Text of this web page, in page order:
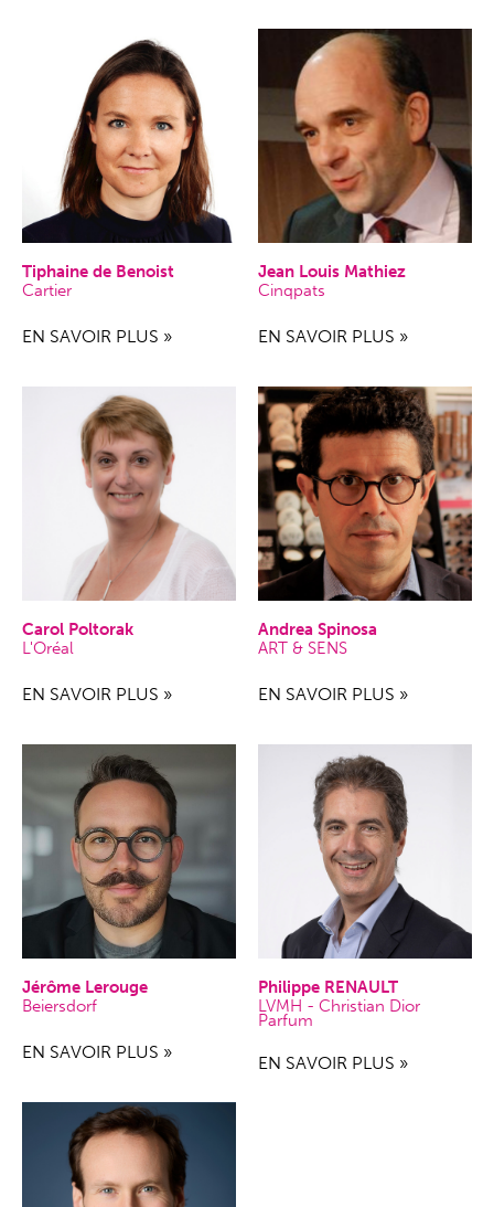
Tiphaine de Benoist
Cartier
EN SAVOIR PLUS »
Jean Louis Mathiez
Cinqpats
EN SAVOIR PLUS »
Carol Poltorak
L'Oréal
EN SAVOIR PLUS »
Andrea Spinosa
ART & SENS
EN SAVOIR PLUS »
Jérôme Lerouge
Beiersdorf
EN SAVOIR PLUS »
Philippe RENAULT
LVMH - Christian Dior
Parfum
EN SAVOIR PLUS »